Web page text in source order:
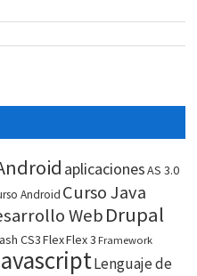
aplicacionesAS 3.0
Android Curso Java
WebDrupal
CS3FlexFlex 3 Framework
Lenguaje de